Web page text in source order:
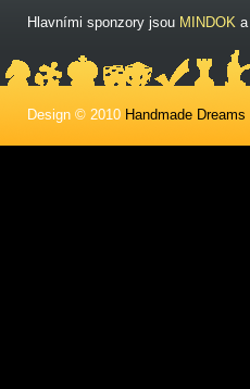
Hlavními sponzory jsou MINDOK a
Design © 2010 Handmade Dreams